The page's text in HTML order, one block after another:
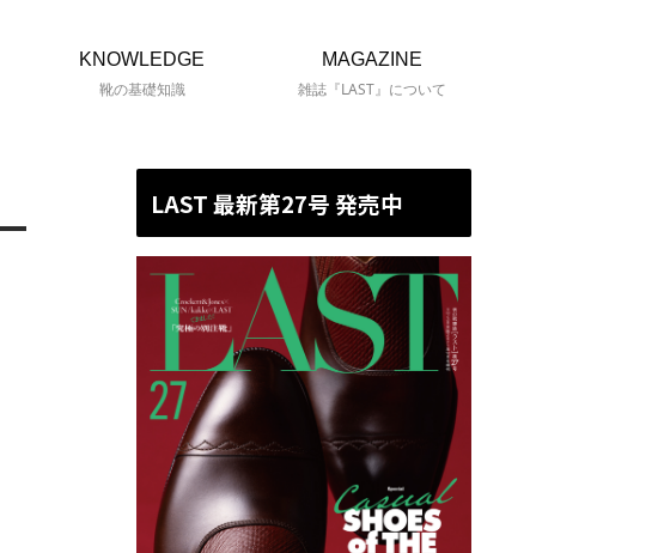
KNOWLEDGE
靴の基礎知識
MAGAZINE
雑誌『LAST』について
LAST 最新第27号 発売中